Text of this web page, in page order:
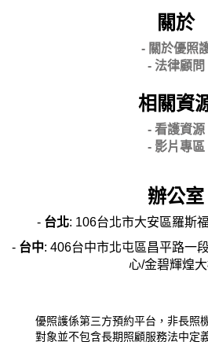
關於
- 關於優照
- 法律顧問
相關資
- 看護資源
- 影片專區
辦公室
- 台北: 106台北市大安區羅斯
- 台中: 406台中市北屯區昌平路一
心/金碧輝煌
優照護係第三方預約平台，非長照
對象並不包含長期照顧服務法中定